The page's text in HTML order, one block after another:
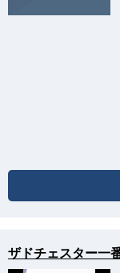
ザドチェスター一